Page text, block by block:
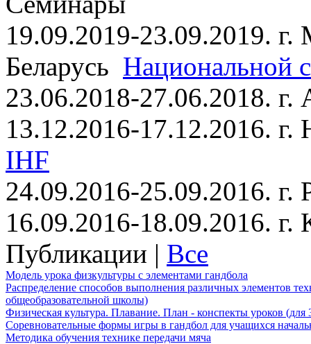
19.09.2019-23.09.2019. г.
Беларусь Национальной
23.06.2018-27.06.2018.
13.12.2016-17.12.2016.
IHF
24.09.2016-25.09.2016. г.
16.09.2016-18.09.2016.
Публикации | Все
Модель урока физкультуры с элементами гандбола
Распределение способов выполнения различных элементов
общеобразовательной школы)
Физическая культура. Плавание. План - конспекты уроков (для
Соревновательные формы игры в гандбол для учащихся
Методика обучения технике передачи мяча